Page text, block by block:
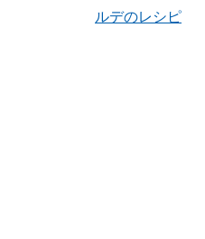
ルデのレシピ